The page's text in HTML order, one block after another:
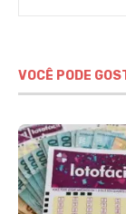
VOCÊ PODE